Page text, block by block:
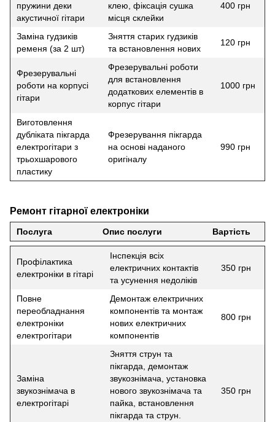
пружини деки
акустичної гітари
клею, фіксація сушка
місця склейки
400 грн
Заміна гудзиків
ременя (за 2 шт)
Зняття старих гудзиків
та встановлення нових
120 грн
Фрезерувальні
роботи на корпусі
гітари
Фрезерувальні роботи
для встановлення
додаткових елементів в
корпус гітари
1000 грн
Виготовлення
дубліката пікгарда
електрогітари з
трьохшарового
пластику
Фрезерування пікгарда
на основі наданого
оригіналу
990 грн
Ремонт гітарної електроніки
Послуга Опис послуги Вартість
Профілактика
електроніки в гітарі
Інспекція всіх
електричних контактів
та усунення недоліків
350 грн
Повне
переобладнання
електроніки
електрогітари
Демонтаж електричних
компонентів та монтаж
нових електричних
компонентів
800 грн
Заміна
звукознімача в
електрогітарі
Зняття струн та
пікгарда, демонтаж
звукознімача, установка
нового звукознімача та
пайка, встановлення
пікгарда та струн.
350 грн